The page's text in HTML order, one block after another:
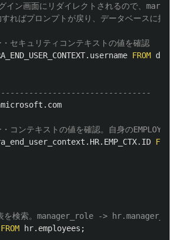
ン画面にリダイレクトされるので、
ればプロンプトが戻り、データベースに接続
セキュリティコンテキストの値を確認
. username FROM dual
. com
コンテキストの値を確認。自身の
. HR. EMP_CTX. ID FROM
検索。manager_role ->
FROM hr. employees ;